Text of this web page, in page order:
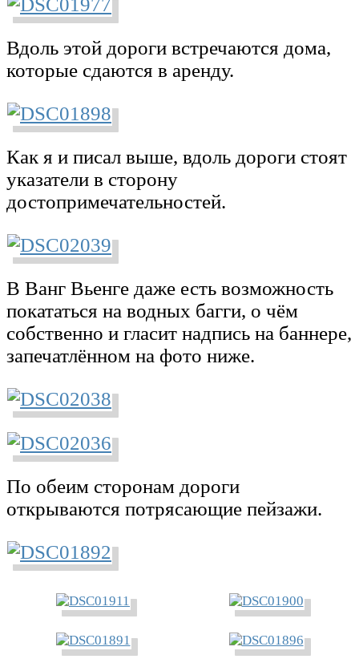
Вдоль этой дороги встречаются дома,
которые сдаются в аренду.
Как я и писал выше, вдоль дороги стоят
указатели в сторону
достопримечательностей.
В Ванг Вьенге даже есть возможность
покататься на водных багги, о чём
собственно и гласит надпись на баннере,
запечатлённом на фото ниже.
По обеим сторонам дороги
открываются потрясающие пейзажи.